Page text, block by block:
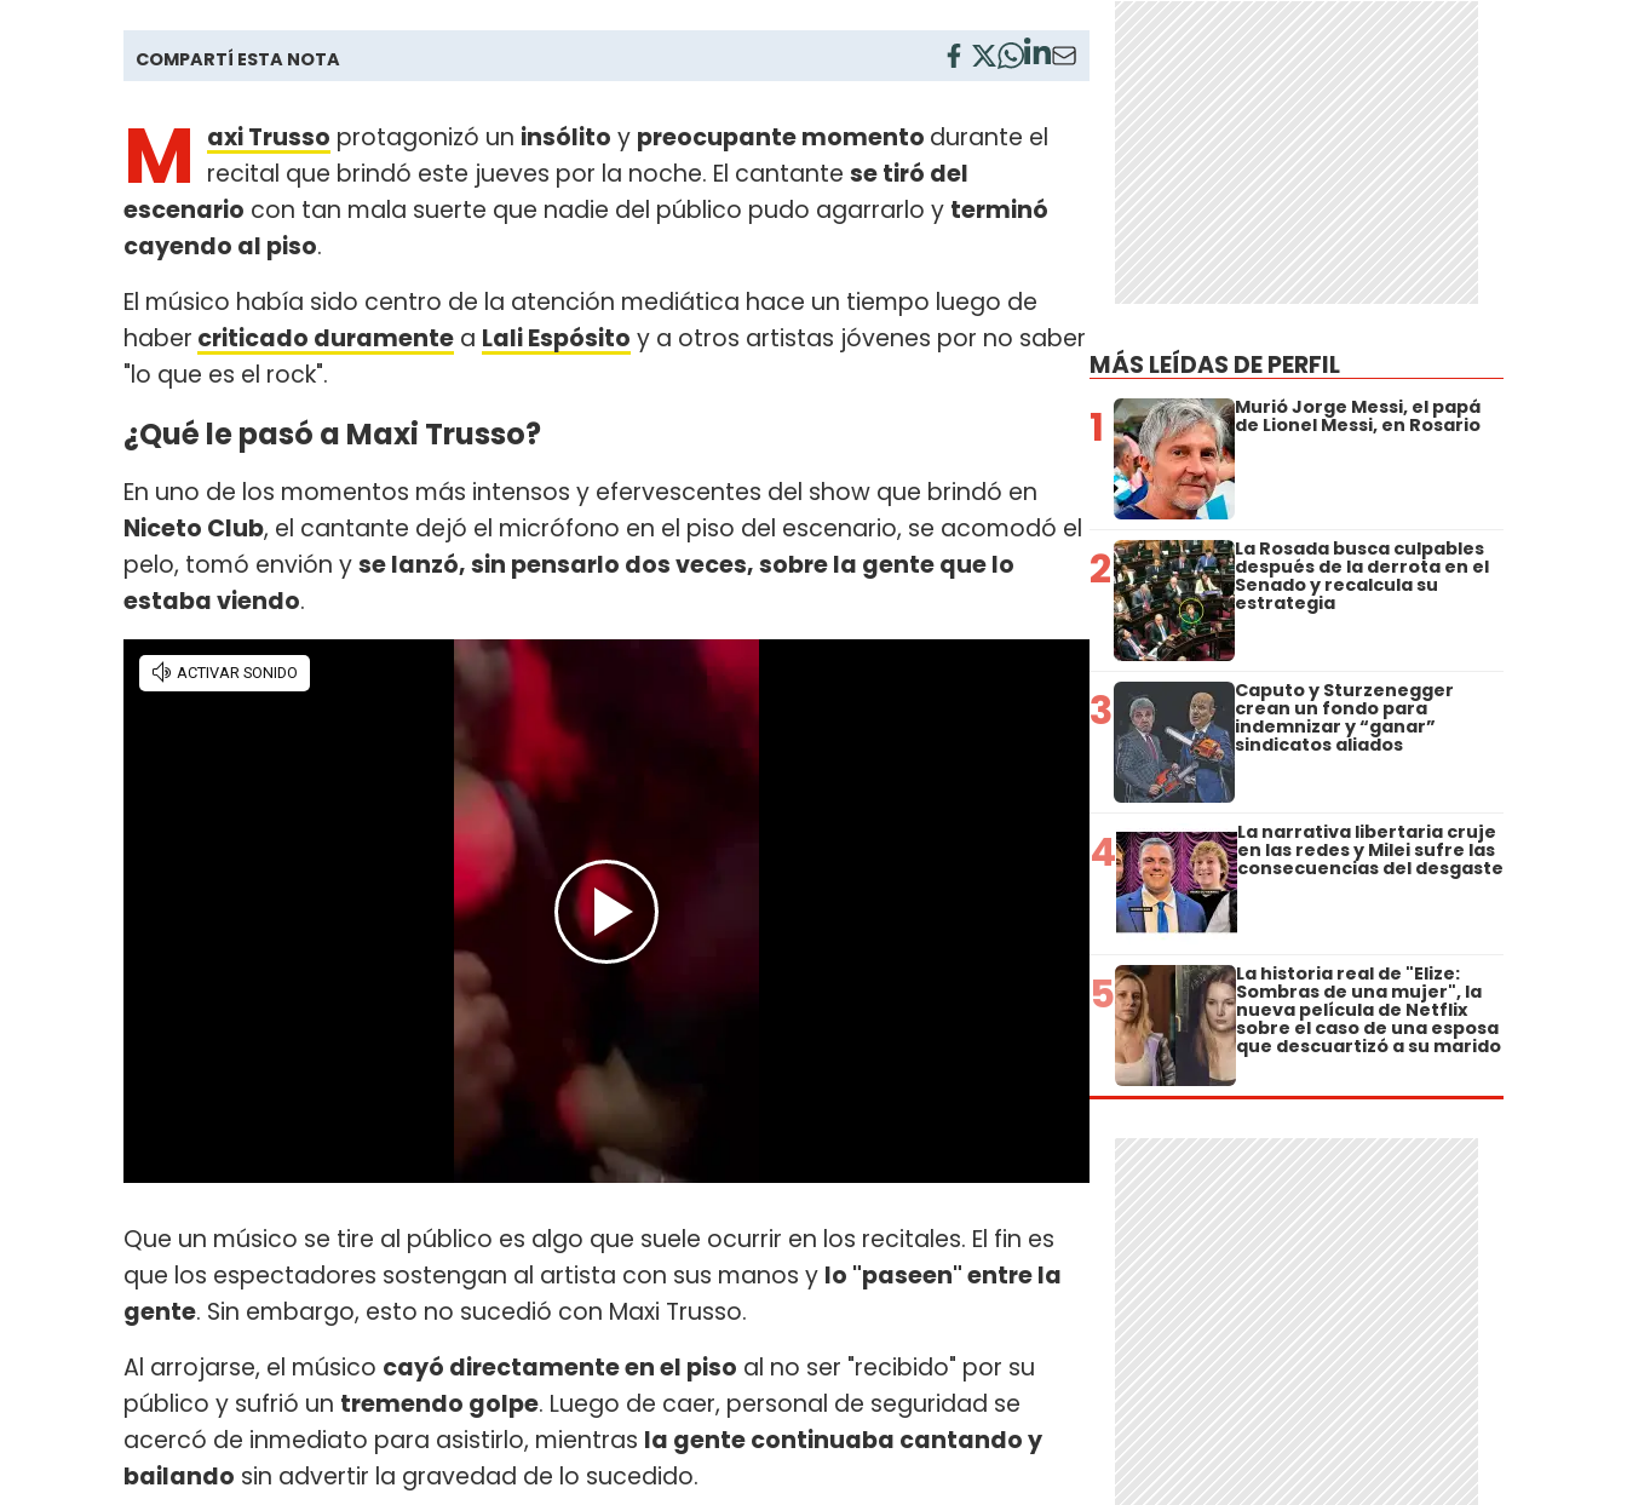
COMPARTÍ ESTA NOTA
M axi Trusso protagonizó un insólito y preocupante momento durante el
recital que brindó este jueves por la noche. El cantante se tiró del
escenario con tan mala suerte que nadie del público pudo agarrarlo y terminó
cayendo al piso.
El músico había sido centro de la atención mediática hace un tiempo luego de
haber criticado duramente a Lali Espósito y a otros artistas jóvenes por no saber
"lo que es el rock".
¿Qué le pasó a Maxi Trusso?
En uno de los momentos más intensos y efervescentes del show que brindó en
Niceto Club, el cantante dejó el micrófono en el piso del escenario, se acomodó el
pelo, tomó envión yse lanzó, sin pensarlo dos veces, sobre la gente que lo
estaba viendo.
Que un músico se tire al público es algo que suele ocurrir en los recitales. El fin es
que los espectadores sostengan al artista con sus manos y lo "paseen" entre la
gente. Sin embargo, esto no sucedió con Maxi Trusso.
Al arrojarse, el músico cayó directamente en el piso al no ser "recibido" por su
público y sufrió un tremendo golpe. Luego de caer, personal de seguridad se
acercó de inmediato para asistirlo, mientras la gente continuaba cantando y
bailando sin advertir la gravedad de lo sucedido.
MÁS LEÍDAS DE PERFIL
1 Murió Jorge Messi, el papá
de Lionel Messi, en Rosario
2 La Rosada busca culpables
después de la derrota en el
Senado y recalcula su
estrategia
3 Caputo y Sturzenegger
crean un fondo para
indemnizar y “ganar”
sindicatos aliados
4 La narrativa libertaria cruje
en las redes y Milei sufre las
consecuencias del desgaste
5 La historia real de "Elize:
Sombras de una mujer", la
nueva película de Netflix
sobre el caso de una esposa
que descuartizó a su marido